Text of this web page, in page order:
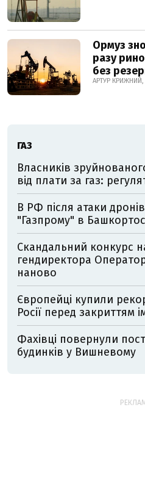
Ормуз
разу
без
АРТУР КРИЖНИЙ,
ГАЗ
Власників
від плати за газ:
В РФ після атаки
"Газпрому" в
Скандальний конкурс
гендиректора
наново
Європейці купили
Росії перед закриттям
Фахівці повернули
будинків у Вишневому